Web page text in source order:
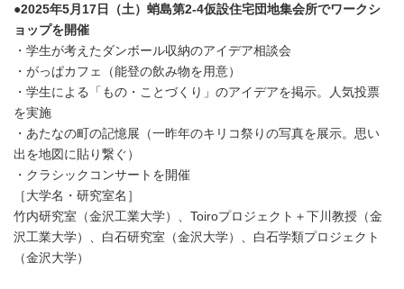
●2025年5月17日（土）蛸島第2-4仮設住宅団地集会所でワークシ
ョップを開催
・学生が考えたダンボール収納のアイデア相談会
・がっぱカフェ（能登の飲み物を用意）
・学生による「もの・ことづくり」のアイデアを掲示。人気投票
を実施
・あたなの町の記憶展（一昨年のキリコ祭りの写真を展示。思い
出を地図に貼り繋ぐ）
・クラシックコンサートを開催
［大学名・研究室名］
竹内研究室（金沢工業大学）、Toiroプロジェクト＋下川教授（金
沢工業大学）、白石研究室（金沢大学）、白石学類プロジェクト
（金沢大学）